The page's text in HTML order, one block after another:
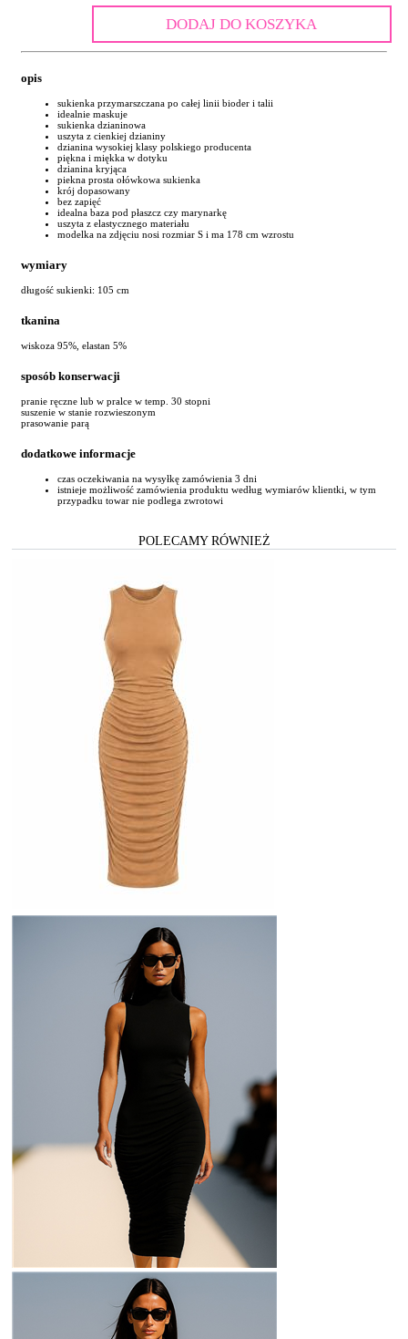
DODAJ DO KOSZYKA
opis
sukienka przymarszczana po całej linii bioder i talii
idealnie maskuje
sukienka dzianinowa
uszyta z cienkiej dzianiny
dzianina wysokiej klasy polskiego producenta
piękna i miękka w dotyku
dzianina kryjąca
piekna prosta ołówkowa sukienka
krój dopasowany
bez zapięć
idealna baza pod płaszcz czy marynarkę
uszyta z elastycznego materiału
modelka na zdjęciu nosi rozmiar S i ma 178 cm wzrostu
wymiary
długość sukienki: 105 cm
tkanina
wiskoza 95%, elastan 5%
sposób konserwacji
pranie ręczne lub w pralce w temp. 30 stopni
suszenie w stanie rozwieszonym
prasowanie parą
dodatkowe informacje
czas oczekiwania na wysyłkę zamówienia 3 dni
istnieje możliwość zamówienia produktu według wymiarów klientki, w tym
przypadku towar nie podlega zwrotowi
POLECAMY RÓWNIEŻ